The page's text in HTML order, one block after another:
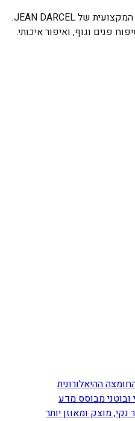
גלו את מוצרי הטיפוח והקוסמטיקה המקצועית של JEAN DARCEL.
פנים וגוף, ואיפור איכותי.
ההיאלורונית
ובוטני מבוסס מדע
מוצק ומאוזן יותר